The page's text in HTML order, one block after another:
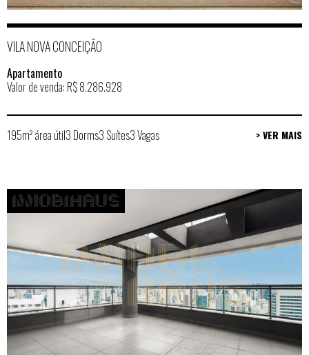
VILA NOVA CONCEIÇÃO
Apartamento
Valor de venda: R$ 8.286.928
195m² área útil3 Dorms3 Suítes3 Vagas > VER MAIS